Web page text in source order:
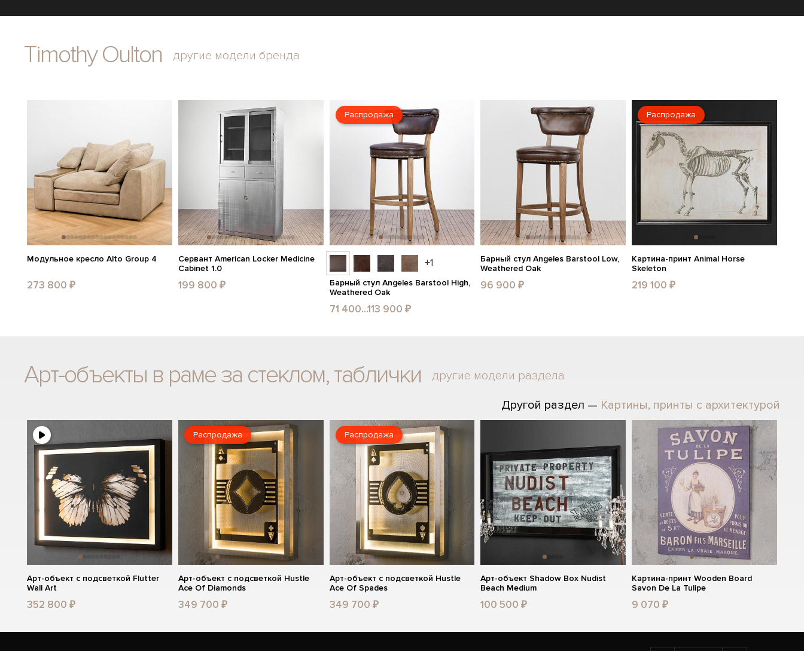
Timothy Oulton другие модели бренда
Модульное кресло Alto Group 4
273 800 ₽
Сервант American Locker Medicine
Cabinet 1.0
199 800 ₽
Распродажа
+1
Барный стул Angeles Barstool High,
Weathered Oak
71 400...113 900 ₽
Барный стул Angeles Barstool Low,
Weathered Oak
96 900 ₽
Распродажа
Картина-принт Animal Horse
Skeleton
219 100 ₽
Арт-объекты в раме за стеклом, таблички другие модели раздела
Другой раздел — Картины, принты с архитектурой
Арт-объект с подсветкой Flutter
Wall Art
352 800 ₽
Распродажа
Арт-объект с подсветкой Hustle
Ace Of Diamonds
349 700 ₽
Распродажа
Арт-объект с подсветкой Hustle
Ace Of Spades
349 700 ₽
Арт-объект Shadow Box Nudist
Beach Medium
100 500 ₽
Картина-принт Wooden Board
Savon De La Tulipe
9 070 ₽